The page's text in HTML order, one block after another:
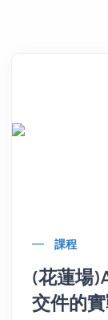
課程
(花蓮場
交件的